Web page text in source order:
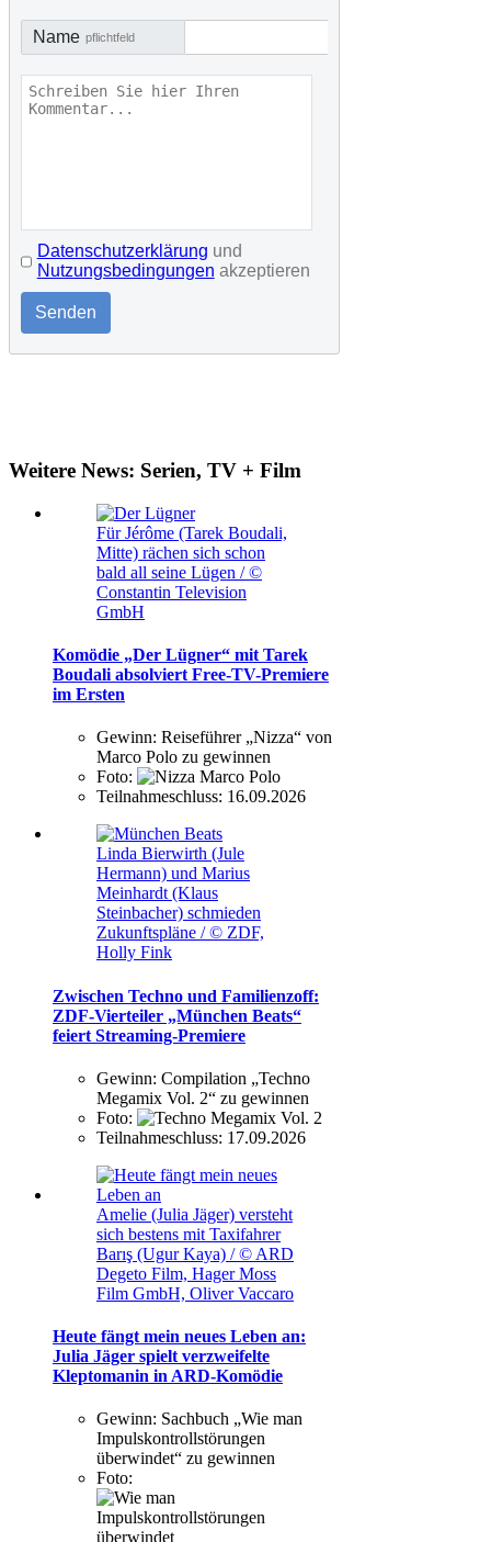
Name pflichtfeld
Datenschutzerklärung und
Nutzungsbedingungen akzeptieren
Senden
Weitere News: Serien, TV + Film
Für Jérôme (Tarek Boudali,
Mitte) rächen sich schon
bald all seine Lügen / ©
Constantin Television
GmbH
Komödie „Der Lügner“ mit Tarek
Boudali absolviert Free-TV-Premiere
im Ersten
Gewinn: Reiseführer „Nizza“ von
Marco Polo zu gewinnen
Foto:
Teilnahmeschluss: 16.09.2026
Linda Bierwirth (Jule
Hermann) und Marius
Meinhardt (Klaus
Steinbacher) schmieden
Zukunftspläne / © ZDF,
Holly Fink
Zwischen Techno und Familienzoff:
ZDF-Vierteiler „München Beats“
feiert Streaming-Premiere
Gewinn: Compilation „Techno
Megamix Vol. 2“ zu gewinnen
Foto:
Teilnahmeschluss: 17.09.2026
Amelie (Julia Jäger) versteht
sich bestens mit Taxifahrer
Barış (Ugur Kaya) / © ARD
Degeto Film, Hager Moss
Film GmbH, Oliver Vaccaro
Heute fängt mein neues Leben an:
Julia Jäger spielt verzweifelte
Kleptomanin in ARD-Komödie
Gewinn: Sachbuch „Wie man
Impulskontrollstörungen
überwindet“ zu gewinnen
Foto: